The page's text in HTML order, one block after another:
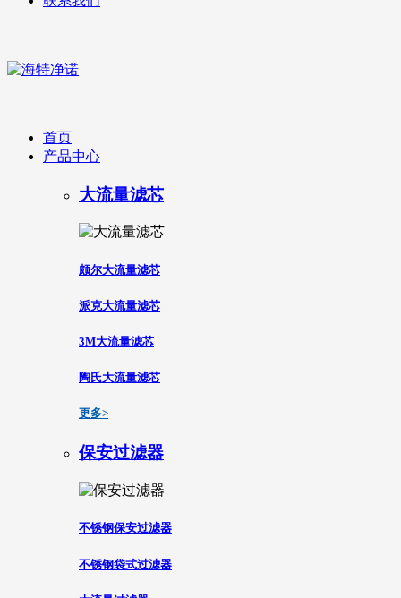
首页
产品中心
大流量滤芯
颇尔大流量滤芯
派克大流量滤芯
3M大流量滤芯
陶氏大流量滤芯
更多>
保安过滤器
不锈钢保安过滤器
不锈钢袋式过滤器